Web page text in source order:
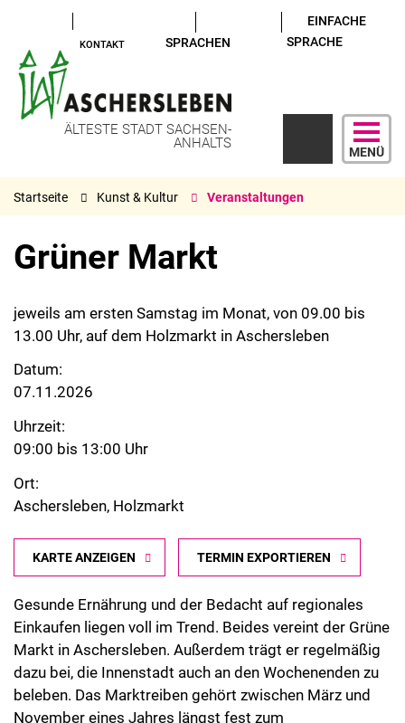
KONTAKT SPRACHEN
EINFACHE
SPRACHE
ÄLTESTE STADT SACHSEN-
ANHALTS
MENÜ
Startseite Kunst & Kultur Veranstaltungen
Grüner Markt
jeweils am ersten Samstag im Monat, von 09.00 bis
13.00 Uhr, auf dem Holzmarkt in Aschersleben
Datum:
07.11.2026
Uhrzeit:
09:00 bis 13:00 Uhr
Ort:
Aschersleben, Holzmarkt
KARTE ANZEIGEN TERMIN EXPORTIEREN
Gesunde Ernährung und der Bedacht auf regionales
Einkaufen liegen voll im Trend. Beides vereint der Grüne
Markt in Aschersleben. Außerdem trägt er regelmäßig
dazu bei, die Innenstadt auch an den Wochenenden zu
beleben. Das Marktreiben gehört zwischen März und
November eines Jahres längst fest zum